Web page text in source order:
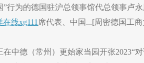
为的德国驻沪总领事馆代总领事卢永
线xg111 席代表、中国...[周密德国工
德（常州）更始家当园开张2023“对